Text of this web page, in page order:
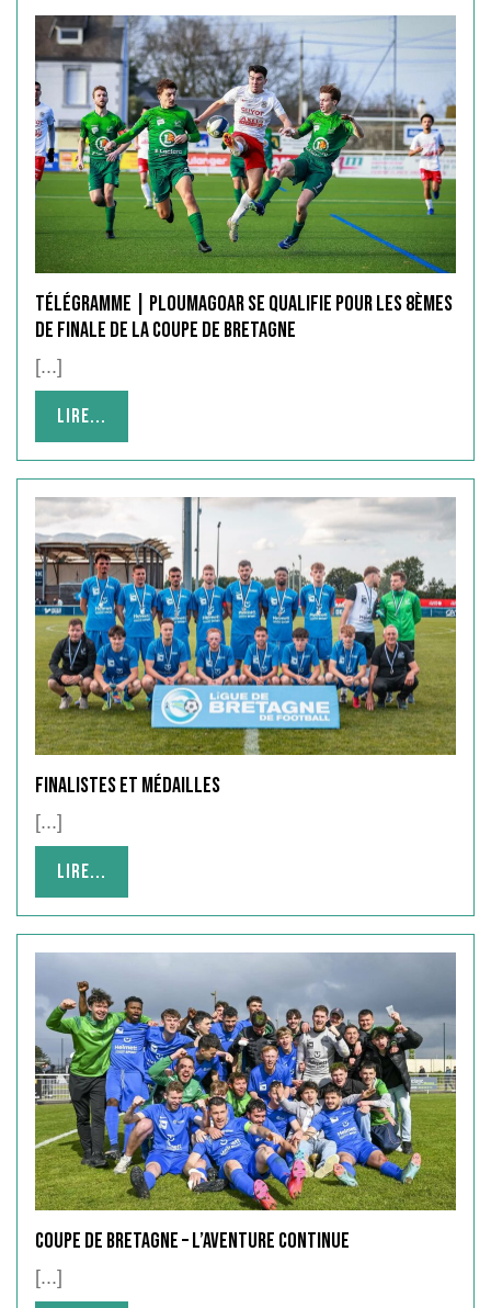
Télégramme | Ploumagoar se qualifie pour les 8èmes
de finale de la Coupe de Bretagne
[...]
Lire...
Finalistes et Médailles
[...]
Lire...
COUPE DE BRETAGNE – L’aventure continue
[...]